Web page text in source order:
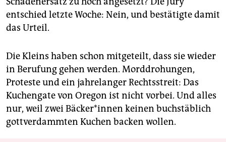
entschied letzte Woche: Nein, und bestätigte damit
das Urteil.
Die Kleins haben schon mitgeteilt, dass sie wieder
in Berufung gehen werden. Morddrohungen,
Proteste und ein jahrelanger Rechtsstreit: Das
Kuchengate von Oregon ist nicht vorbei. Und alles
nur, weil zwei Bäcker*innen keinen buchstäblich
gottverdammten Kuchen backen wollen.